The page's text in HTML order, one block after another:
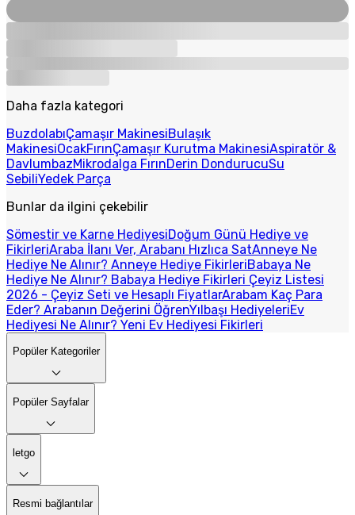
Daha fazla kategori
BuzdolabıÇamaşır MakinesiBulaşık
MakinesiOcakFırınÇamaşır Kurutma MakinesiAspiratör &
DavlumbazMikrodalga FırınDerin DondurucuSu
SebiliYedek Parça
Bunlar da ilgini çekebilir
Sömestir ve Karne HediyesiDoğum Günü Hediye ve
FikirleriAraba İlanı Ver, Arabanı Hızlıca SatAnneye Ne
Hediye Ne Alınır? Anneye Hediye FikirleriBabaya Ne
Hediye Ne Alınır? Babaya Hediye Fikirleri Çeyiz Listesi
2026 - Çeyiz Seti ve Hesaplı FiyatlarArabam Kaç Para
Eder? Arabanın Değerini ÖğrenYılbaşı HediyeleriEv
Hediyesi Ne Alınır? Yeni Ev Hediyesi Fikirleri
Popüler Kategoriler
Popüler Sayfalar
letgo
Resmi bağlantılar